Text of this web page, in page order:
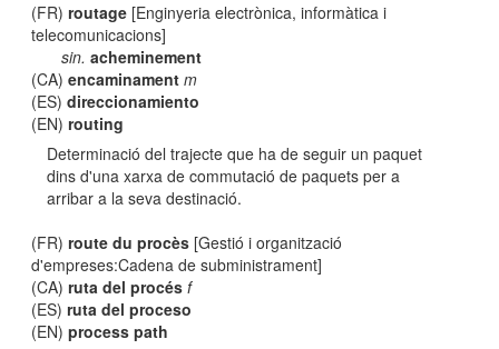
(FR)routage [Enginyeria electrònica, informàtica i
telecomunicacions]
sin. acheminement
(CA)encaminament m
(ES)direccionamiento
(EN)routing
Determinació del trajecte que ha de seguir un paquet
dins d'una xarxa de commutació de paquets per a
arribar a la seva destinació.
(FR)route du procès [Gestió i organització
d'empreses:Cadena de subministrament]
(CA)ruta del procés f
(ES)ruta del proceso
(EN)process path